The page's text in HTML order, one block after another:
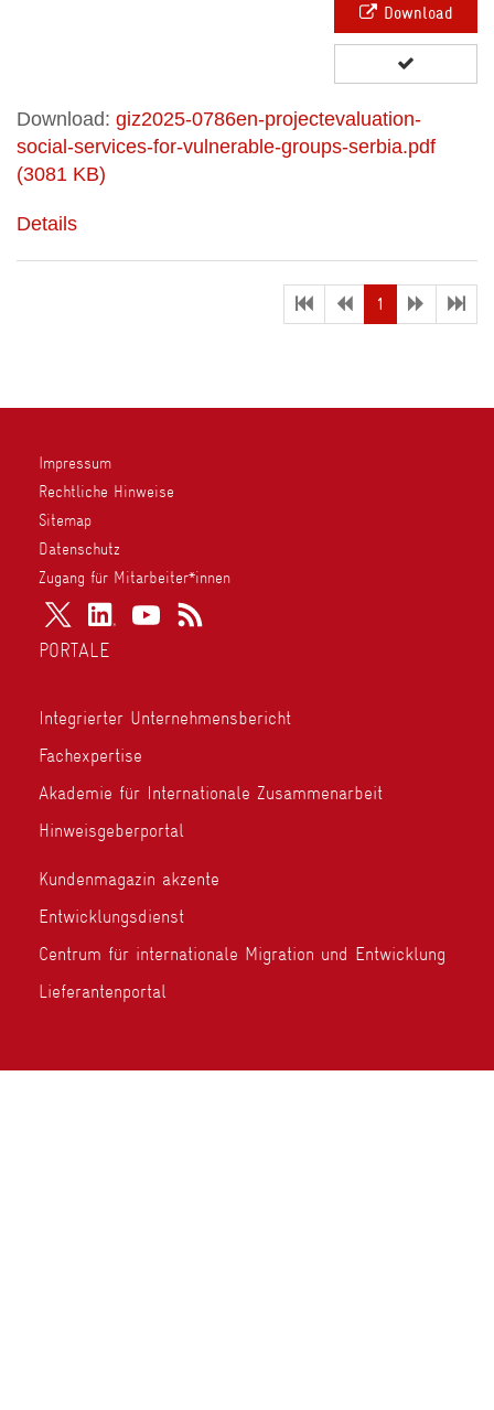
Download
Download: giz2025-0786en-projectevaluation-
social-services-for-vulnerable-groups-serbia.pdf
(3081 KB)
Details
1 (current)
Impressum
Rechtliche Hinweise
Sitemap
Datenschutz
Zugang für Mitarbeiter*innen
PORTALE
Integrierter Unternehmensbericht
Fachexpertise
Akademie für Internationale Zusammenarbeit
Hinweisgeberportal
Kundenmagazin akzente
Entwicklungsdienst
Centrum für internationale Migration und Entwicklung
Lieferantenportal